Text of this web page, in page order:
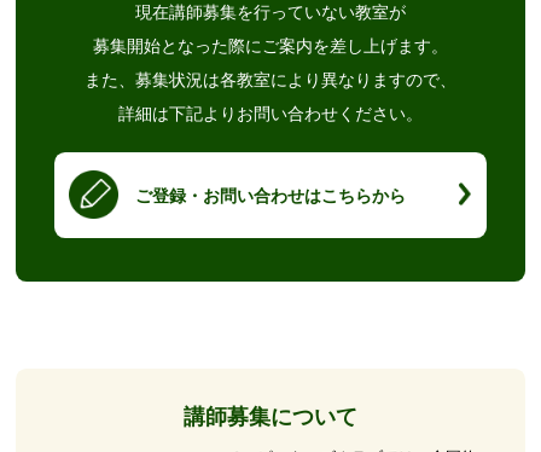
現在講師募集を行っていない教室が
募集開始となった際にご案内を差し上げます。
また、募集状況は各教室により異なりますので、
詳細は下記よりお問い合わせください。
ご登録・お問い合わせはこちらから
講師募集について